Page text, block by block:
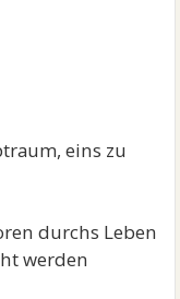
eins zu
durchs Leben
werden